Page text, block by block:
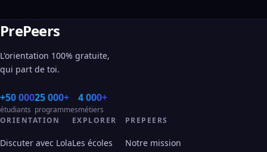
PrePeers
L'orientation 100% gratuite,
qui part de toi.
+50 000
étudiants
25 000+
programmes
4 000+
métiers
ORIENTATION
Discuter avec Lola
EXPLORER
Les écoles
PREPEERS
Notre mission